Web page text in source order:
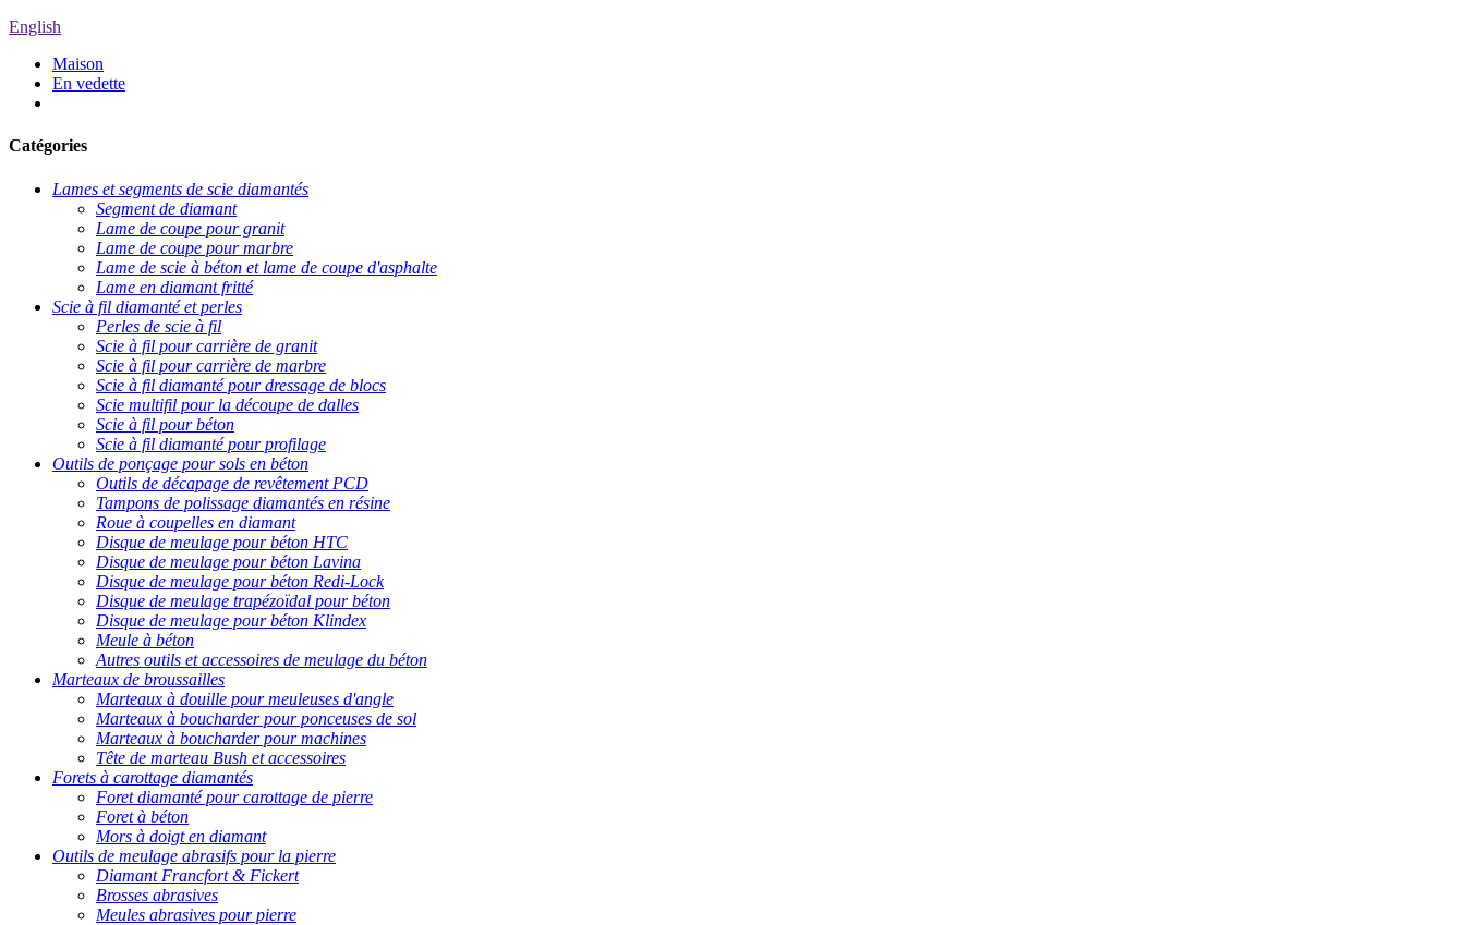
English
Maison
En vedette
Catégories
Lames et segments de scie diamantés
Segment de diamant
Lame de coupe pour granit
Lame de coupe pour marbre
Lame de scie à béton et lame de coupe d'asphalte
Lame en diamant fritté
Scie à fil diamanté et perles
Perles de scie à fil
Scie à fil pour carrière de granit
Scie à fil pour carrière de marbre
Scie à fil diamanté pour dressage de blocs
Scie multifil pour la découpe de dalles
Scie à fil pour béton
Scie à fil diamanté pour profilage
Outils de ponçage pour sols en béton
Outils de décapage de revêtement PCD
Tampons de polissage diamantés en résine
Roue à coupelles en diamant
Disque de meulage pour béton HTC
Disque de meulage pour béton Lavina
Disque de meulage pour béton Redi-Lock
Disque de meulage trapézoïdal pour béton
Disque de meulage pour béton Klindex
Meule à béton
Autres outils et accessoires de meulage du béton
Marteaux de broussailles
Marteaux à douille pour meuleuses d'angle
Marteaux à boucharder pour ponceuses de sol
Marteaux à boucharder pour machines
Tête de marteau Bush et accessoires
Forets à carottage diamantés
Foret diamanté pour carottage de pierre
Foret à béton
Mors à doigt en diamant
Outils de meulage abrasifs pour la pierre
Diamant Francfort & Fickert
Brosses abrasives
Meules abrasives pour pierre